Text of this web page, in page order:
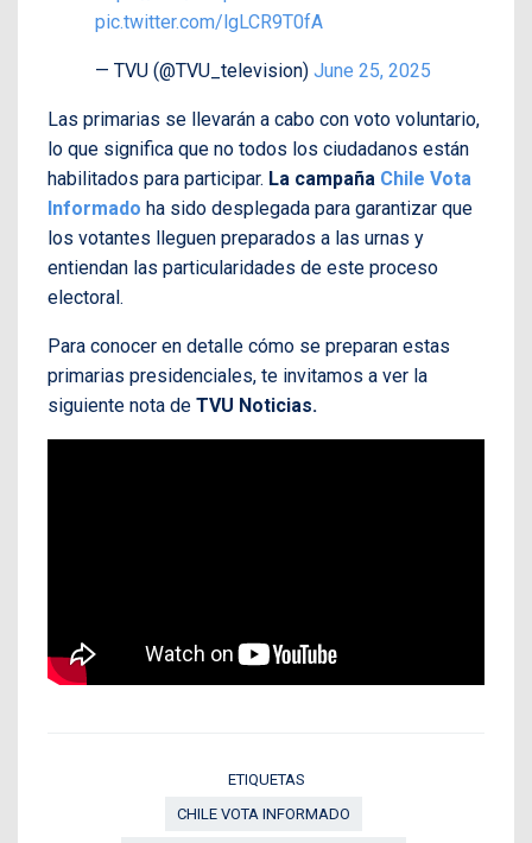
pic.twitter.com/lgLCR9T0fA
— TVU (@TVU_television) June 25, 2025
Las primarias se llevarán a cabo con voto voluntario,
lo que significa que no todos los ciudadanos están
habilitados para participar. La campaña Chile Vota
Informado ha sido desplegada para garantizar que
los votantes lleguen preparados a las urnas y
entiendan las particularidades de este proceso
electoral.
Para conocer en detalle cómo se preparan estas
primarias presidenciales, te invitamos a ver la
siguiente nota de TVU Noticias.
ETIQUETAS
CHILE VOTA INFORMADO